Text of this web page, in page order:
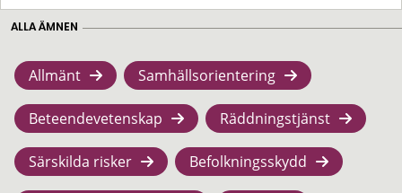
ALLA ÄMNEN
Allmänt Samhällsorientering
Beteendevetenskap Räddningstjänst
Särskilda risker Befolkningsskydd